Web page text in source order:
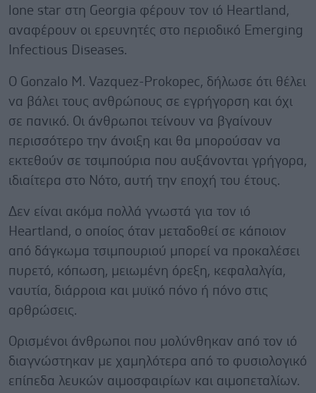
lone star στη Georgia φέρουν τον ιό Heartland,
αναφέρουν οι ερευνητές στο περιοδικό Emerging
Infectious Diseases.
Ο Gonzalo M. Vazquez-Prokopec, δήλωσε ότι θέλει
να βάλει τους ανθρώπους σε εγρήγορση και όχι
σε πανικό. Οι άνθρωποι τείνουν να βγαίνουν
περισσότερο την άνοιξη και θα μπορούσαν να
εκτεθούν σε τσιμπούρια που αυξάνονται γρήγορα,
ιδιαίτερα στο Νότο, αυτή την εποχή του έτους.
Δεν είναι ακόμα πολλά γνωστά για τον ιό
Heartland, ο οποίος όταν μεταδοθεί σε κάποιον
από δάγκωμα τσιμπουριού μπορεί να προκαλέσει
πυρετό, κόπωση, μειωμένη όρεξη, κεφαλαλγία,
ναυτία, διάρροια και μυϊκό πόνο ή πόνο στις
αρθρώσεις.
Ορισμένοι άνθρωποι που μολύνθηκαν από τον ιό
διαγνώστηκαν με χαμηλότερα από το φυσιολογικό
επίπεδα λευκών αιμοσφαιρίων και αιμοπεταλίων.